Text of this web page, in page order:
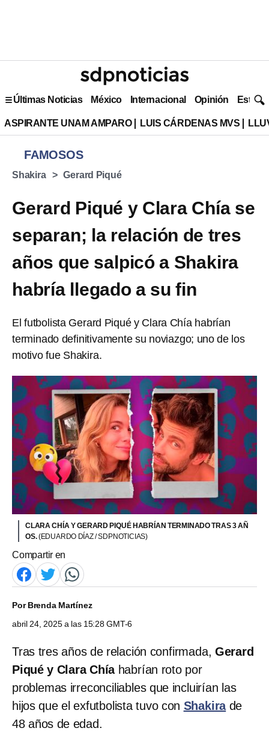
Últimas Noticias México Internacional Opinión Estilo
ASPIRANTE UNAM AMPARO LUIS CÁRDENAS MVS
FAMOSOS
Shakira Gerard Piqué
Gerard Piqué y Clara Chía se
separan; la relación de tres
años que salpicó a Shakira
habría llegado a su fin
El futbolista Gerard Piqué y Clara Chía habrían
terminado definitivamente su noviazgo; uno de los
motivo fue Shakira.
CLARA CHÍA Y GERARD PIQUÉ HABRÍAN TERMINADO TRAS 3 AÑ
OS.(EDUARDO DÍAZ / SDPNOTICIAS)
Compartir en
PorBrenda Martínez
abril 24, 2025 a las 15:28 GMT-6
Tras tres años de relación confirmada, Gerard
Piqué y Clara Chíahabrían roto por
problemas irreconciliables que incluirían las
hijos que el exfutbolista tuvo con Shakira de
48 años de edad.